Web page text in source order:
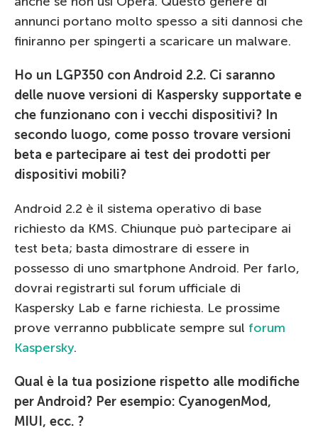
annunci portano molto spesso a siti dannosi che
finiranno per spingerti a scaricare un malware.
Ho un LGP350 con Android 2.2. Ci saranno
delle nuove versioni di Kaspersky supportate e
che funzionano con i vecchi dispositivi? In
secondo luogo, come posso trovare versioni
beta e partecipare ai test dei prodotti per
dispositivi mobili?
Android 2.2 è il sistema operativo di base
richiesto da KMS. Chiunque può partecipare ai
test beta; basta dimostrare di essere in
possesso di uno smartphone Android. Per farlo,
dovrai registrarti sul forum ufficiale di
Kaspersky Lab e farne richiesta. Le prossime
prove verranno pubblicate sempre sul forum
Kaspersky.
Qual è la tua posizione rispetto alle modifiche
per Android? Per esempio: CyanogenMod,
MIUI, ecc. ?